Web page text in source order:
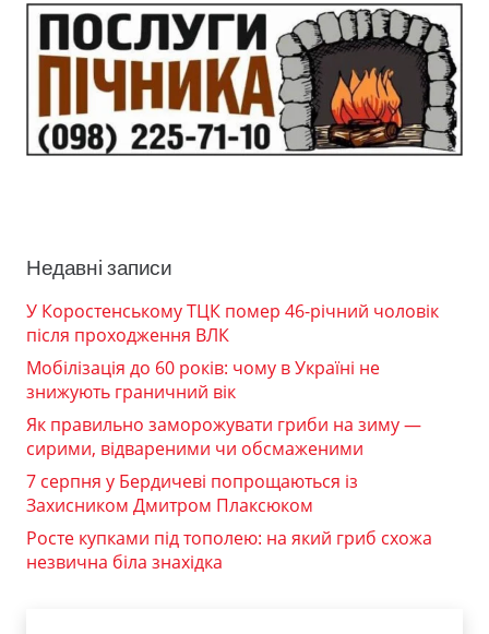
Недавні записи
У Коростенському ТЦК помер 46-річний чоловік
після проходження ВЛК
Мобілізація до 60 років: чому в Україні не
знижують граничний вік
Як правильно заморожувати гриби на зиму —
сирими, відвареними чи обсмаженими
7 серпня у Бердичеві попрощаються із
Захисником Дмитром Плаксюком
Росте купками під тополею: на який гриб схожа
незвична біла знахідка